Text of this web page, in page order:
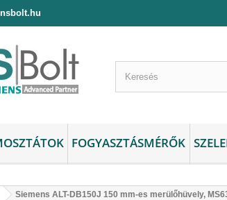
FOGYASZTÁSMÉRŐK
Siemens ALT-DB150J 150 mm-es merülőhüvely,